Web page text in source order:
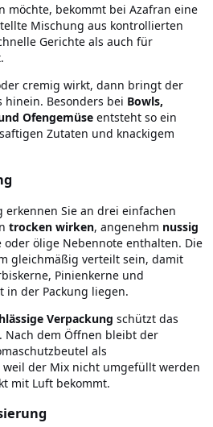
möchte, bekommt bei Azafran eine
Mischung aus kontrollierten
Gerichte als auch für
cremig wirkt, dann bringt der
hinein. Besonders bei Bowls,
Ofengemüse entsteht so ein
Zutaten und knackigem
erkennen Sie an drei einfachen
trocken wirken, angenehm nussig
ölige Nebennote enthalten. Die
gleichmäßig verteilt sein, damit
Pinienkerne und
in der Packung liegen.
Verpackung schützt das
Nach dem Öffnen bleibt der
als
der Mix nicht umgefüllt werden
mit Luft bekommt.